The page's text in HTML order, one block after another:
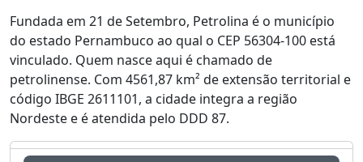
Fundada em 21 de Setembro, Petrolina é o município
do estado Pernambuco ao qual o CEP 56304-100 está
vinculado. Quem nasce aqui é chamado de
petrolinense. Com 4561,87 km² de extensão territorial e
código IBGE 2611101, a cidade integra a região
Nordeste e é atendida pelo DDD 87.